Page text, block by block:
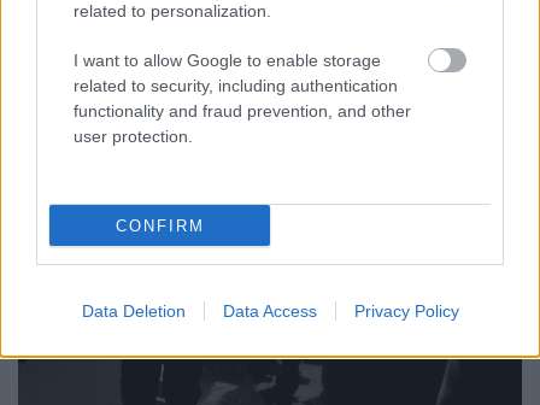
related to personalization.
I want to allow Google to enable storage
related to security, including authentication
functionality and fraud prevention, and other
user protection.
CONFIRM
Data Deletion Data Access Privacy Policy
minket azzal, hogy megkapták a rendőrség
határozatát a 2018. december 13-i tüntetés miatt. A
tüntetőket a rendőrség a közúti közlekedési
szabályok kisebb fokú megsértése miatt sújtja